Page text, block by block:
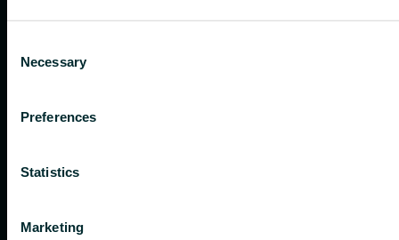
Selection
Necessary
Preferences
Statistics
Marketing